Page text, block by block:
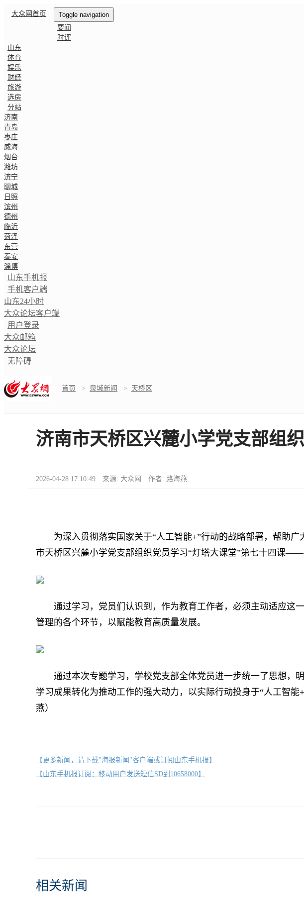
Toggle navigation
大众网首页
要闻
时评
山东
体育
娱乐
财经
旅游
选房
分站
济南
青岛
枣庄
威海
烟台
潍坊
济宁
聊城
日照
滨州
德州
临沂
菏泽
东营
泰安
淄博
山东手机报
手机客户端
山东24小时
大众论坛客户端
用户登录
大众邮箱
大众论坛
无障碍
首页 > 泉城新闻 > 天桥区
济南市天桥区兴麓小学党支部组
2026-04-28 17:10:49 来源: 大众网 作者: 路海燕
为深入贯彻落实国家关于“人工智能+”行动的战略部署，帮助广
市天桥区兴麓小学党支部组织党员学习“灯塔大课堂”第七十四课
通过学习，党员们认识到，作为教育工作者，必须主动适应这一
管理的各个环节，以赋能教育高质量发展。
通过本次专题学习，学校党支部全体党员进一步统一了思想，
学习成果转化为推动工作的强大动力，以实际行动投身于“人工智
燕）
【更多新闻，请下载"海报新闻"客户端或订阅山东手机报】
【山东手机报订阅：移动用户发送短信SD到10658000】
相关新闻